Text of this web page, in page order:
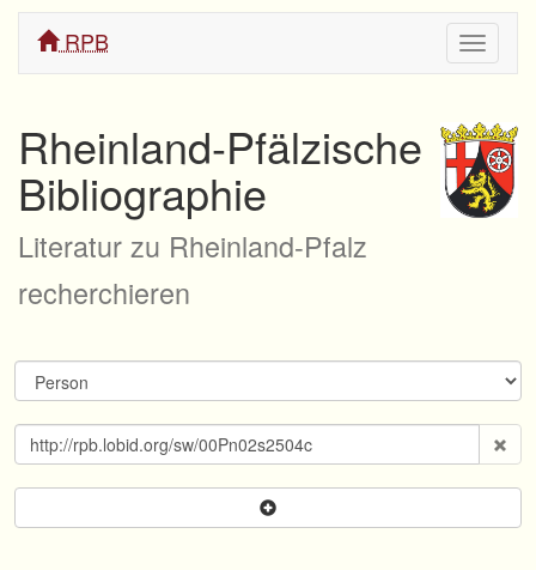
ein/
RPB
Rheinland-Pfälzische
Bibliographie
Literatur zu Rheinland-Pfalz
recherchieren